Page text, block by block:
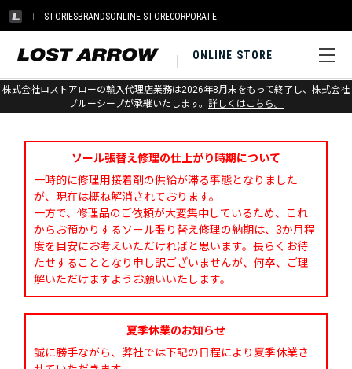
STORIESBRANDSONLINE STORECORPORATE
ONLINE STORE
株式会社ロストアローの輸入代理店業務は2026年8月末をもって終了し、株式会社
ブルーシープが承継いたします。 詳しくはこちら。
お問い合わせ
ソール張替え修理の仕上がり時期について
一時的に修理用接着剤の供給が滞る事態となりました
が、現在は概ね解消されております。
一方で、修理品のご依頼が大変集中しているため、これ
からお預かりするソール張り替え修理の納期は、3か月程
度を目安にお考えいただければと思います。長らくお待
たせすることとなり申し訳ございませんが、何卒、ご理
解いただけますようお願いいたします。
夏季休業のお知らせ
誠に勝手ながら、弊社では下記の日程により夏季休業さ